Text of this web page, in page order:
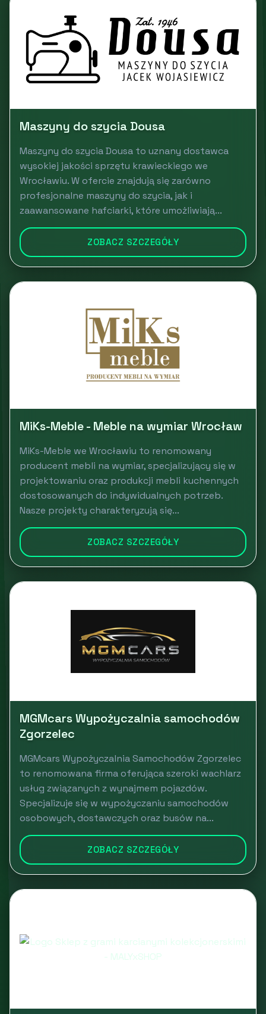
Maszyny do szycia Dousa
Maszyny do szycia Dousa to uznany dostawca
wysokiej jakości sprzętu krawieckiego we
Wrocławiu. W ofercie znajdują się zarówno
profesjonalne maszyny do szycia, jak i
zaawansowane hafciarki, które umożliwiają...
ZOBACZ SZCZEGÓŁY
MiKs-Meble - Meble na wymiar Wrocław
MiKs-Meble we Wrocławiu to renomowany
producent mebli na wymiar, specjalizujący się w
projektowaniu oraz produkcji mebli kuchennych
dostosowanych do indywidualnych potrzeb.
Nasze projekty charakteryzują się...
ZOBACZ SZCZEGÓŁY
MGMcars Wypożyczalnia samochodów
Zgorzelec
MGMcars Wypożyczalnia Samochodów Zgorzelec
to renomowana firma oferująca szeroki wachlarz
usług związanych z wynajmem pojazdów.
Specjalizuje się w wypożyczaniu samochodów
osobowych, dostawczych oraz busów na...
ZOBACZ SZCZEGÓŁY